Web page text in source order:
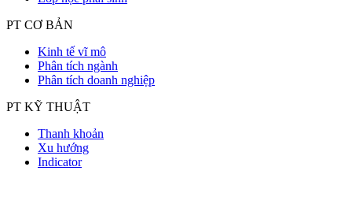
PT CƠ BẢN
Kinh tế vĩ mô
Phân tích ngành
Phân tích doanh nghiệp
PT KỸ THUẬT
Thanh khoản
Xu hướng
Indicator